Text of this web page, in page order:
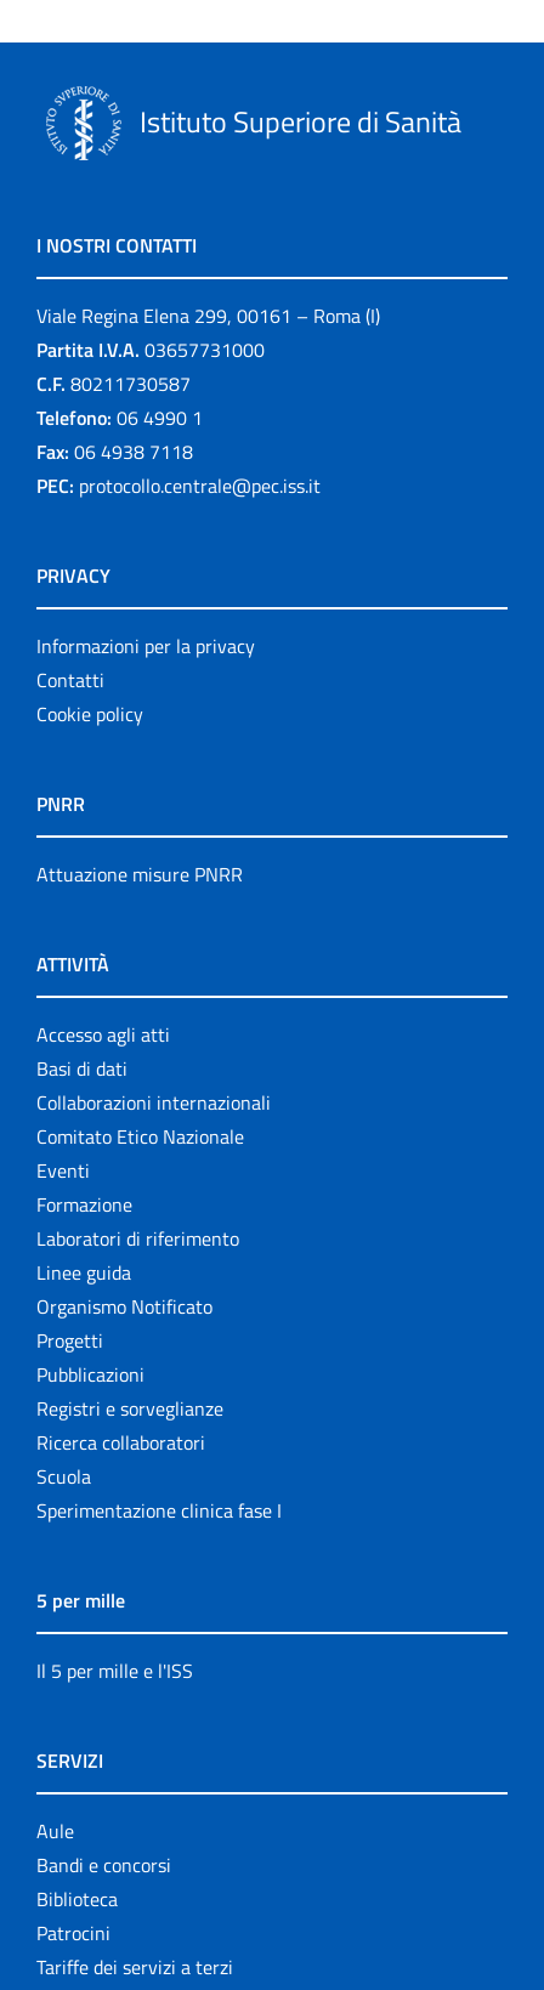
Istituto Superiore di Sanità
I NOSTRI CONTATTI
Viale Regina Elena 299, 00161 – Roma (I)
Partita I.V.A. 03657731000
C.F. 80211730587
Telefono: 06 4990 1
Fax: 06 4938 7118
PEC: protocollo.centrale@pec.iss.it
PRIVACY
Informazioni per la privacy
Contatti
Cookie policy
PNRR
Attuazione misure PNRR
ATTIVITÀ
Accesso agli atti
Basi di dati
Collaborazioni internazionali
Comitato Etico Nazionale
Eventi
Formazione
Laboratori di riferimento
Linee guida
Organismo Notificato
Progetti
Pubblicazioni
Registri e sorveglianze
Ricerca collaboratori
Scuola
Sperimentazione clinica fase I
5 per mille
Il 5 per mille e l'ISS
SERVIZI
Aule
Bandi e concorsi
Biblioteca
Patrocini
Tariffe dei servizi a terzi